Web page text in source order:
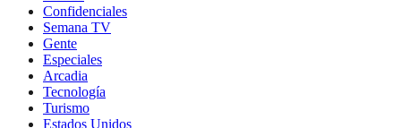
Confidenciales
Semana TV
Gente
Especiales
Arcadia
Tecnología
Turismo
Estados Unidos